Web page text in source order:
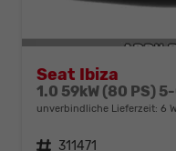
Seat Ibiza
1.0 59kW (80 PS)
unverbindliche Lieferzeit: 6
Fahrzeugnr. 311471